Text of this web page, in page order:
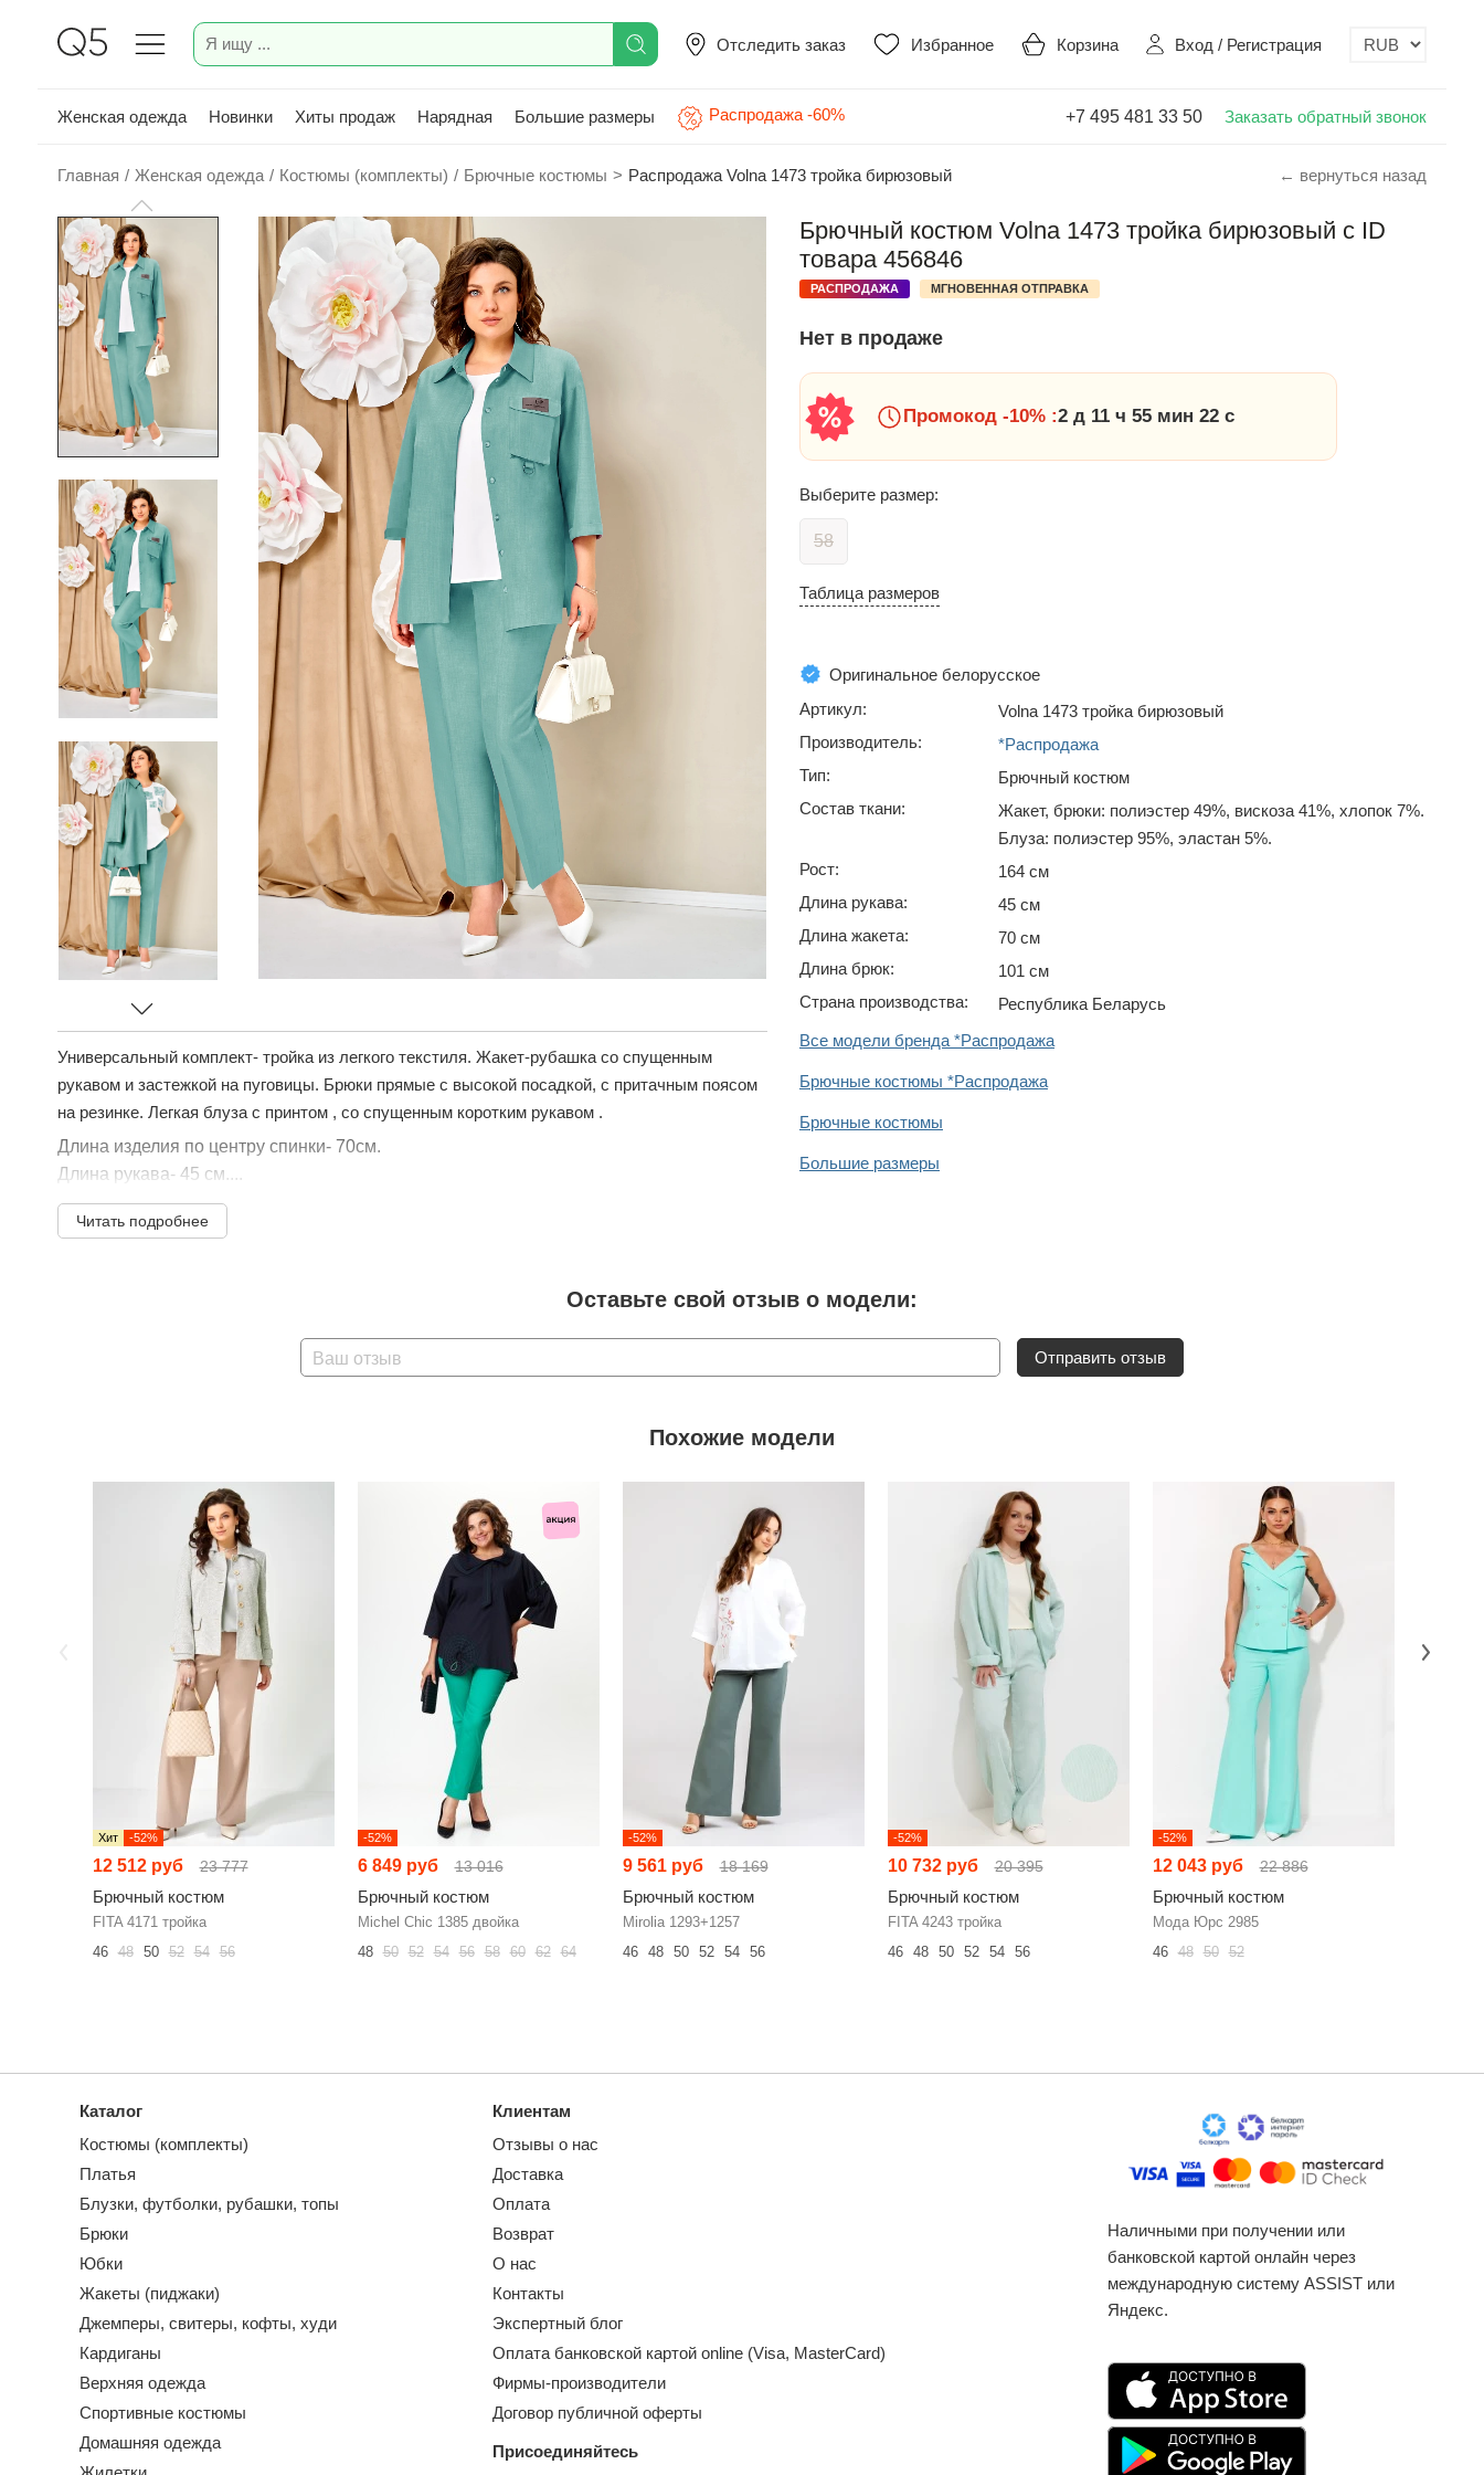
Отследить заказ Избранное Корзина Вход / Регистрация
Женская одежда Новинки Хиты продаж Нарядная Большие размеры Распродажа -60% +7 495 481 33 50 Заказать обратный звонок
Главная / Женская одежда / Костюмы (комплекты) / Брючные костюмы > Распродажа Volna 1473 тройка бирюзовый ← вернуться назад
Универсальный комплект- тройка из легкого текстиля. Жакет-рубашка со спущенным
рукавом и застежкой на пуговицы. Брюки прямые с высокой посадкой, с притачным поясом
на резинке. Легкая блуза с принтом , со спущенным коротким рукавом .
Длина изделия по центру спинки- 70см.
Длина рукава- 45 см....
Читать подробнее
Брючный костюм Volna 1473 тройка бирюзовый с ID
товара 456846
РАСПРОДАЖА МГНОВЕННАЯ ОТПРАВКА
Нет в продаже
Промокод -10% :2 д 11 ч 55 мин 21 с
Выберите размер:
58
Таблица размеров
Оригинальное белорусское
Артикул:
Volna 1473 тройка бирюзовый
Производитель:
*Распродажа
Тип:
Брючный костюм
Состав ткани:
Жакет, брюки: полиэстер 49%, вискоза 41%, хлопок 7%.
Блуза: полиэстер 95%, эластан 5%.
Рост:
164 см
Длина рукава:
45 см
Длина жакета:
70 см
Длина брюк:
101 см
Страна производства:
Республика Беларусь
Все модели бренда *Распродажа
Брючные костюмы *Распродажа
Брючные костюмы
Большие размеры
Оставьте свой отзыв о модели:
Ваш отзыв Отправить отзыв
Похожие модели
Хит -52%
12 512 руб 23 777
Брючный костюм
FITA 4171 тройка
46 48 50 52 54 56
-52%
6 849 руб 13 016
Брючный костюм
Michel Chic 1385 двойка
48 50 52 54 56 58 60 62 64
-52%
9 561 руб 18 169
Брючный костюм
Mirolia 1293+1257
46
48 50 52 54 56
-52%
10 732 руб 20 395
Брючный костюм
FITA 4243 тройка
46
48 50 52 54 56
-52%
12 043 руб 22 886
Брючный костюм
Мода Юрс 2985
46 48 50 52
Каталог
Костюмы (комплекты)
Платья
Блузки, футболки, рубашки, топы
Брюки
Юбки
Жакеты (пиджаки)
Джемперы, свитеры, кофты, худи
Кардиганы
Верхняя одежда
Спортивные костюмы
Домашняя одежда
Клиентам
Отзывы о нас
Доставка
Оплата
Возврат
О нас
Контакты
Экспертный блог
Оплата банковской картой online (Visa, MasterCard)
Фирмы-производители
Договор публичной оферты
Присоединяйтесь
Наличными при получении или
банковской картой онлайн через
международную систему ASSIST или
Яндекс.